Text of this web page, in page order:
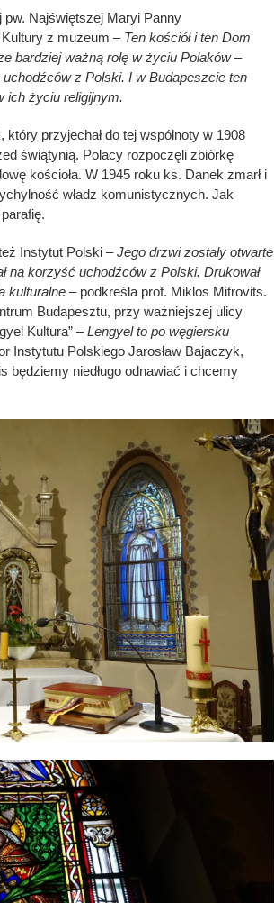
pw. Najświętszej Maryi Panny
z muzeum – Ten kościół i ten Dom
bardziej ważną rolę w życiu Polaków–
z Polski. I w Budapeszcie ten
ich życiu religijnym.
który przyjechał do tej wspólnoty w 1908
świątynią. Polacy rozpoczęli zbiórkę
kościoła. W 1945 roku ks. Danek zmarł i
władz komunistycznych. Jak
Instytut Polski –Jego drzwi zostały otwarte
na korzyść uchodźców z Polski. Drukował
kulturalne –podkreśla prof. Miklos Mitrovits.
Budapesztu, przy ważniejszej ulicy
Kultura” – Lengyel to po węgiersku
Instytutu Polskiego Jarosław Bajaczyk,
będziemy niedługo odnawiać i chcemy